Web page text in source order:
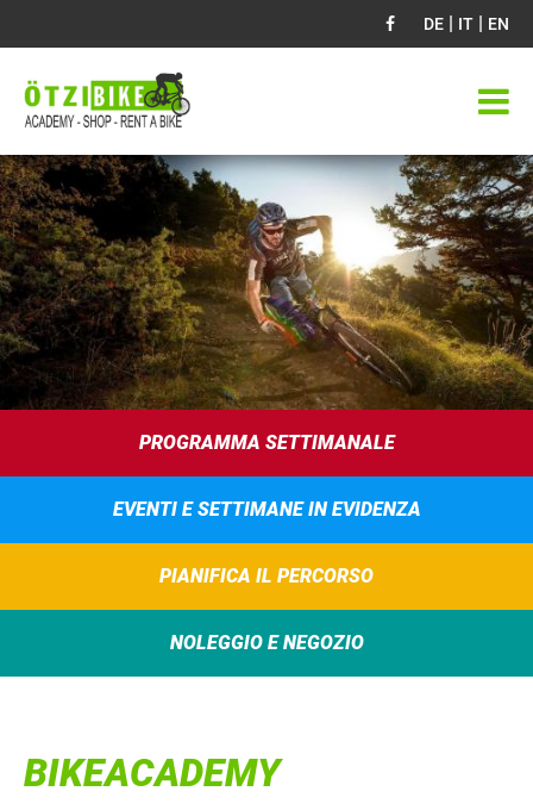
DE | IT | EN
PROGRAMMA SETTIMANALE
EVENTI E SETTIMANE IN EVIDENZA
PIANIFICA IL PERCORSO
NOLEGGIO E NEGOZIO
BIKEACADEMY